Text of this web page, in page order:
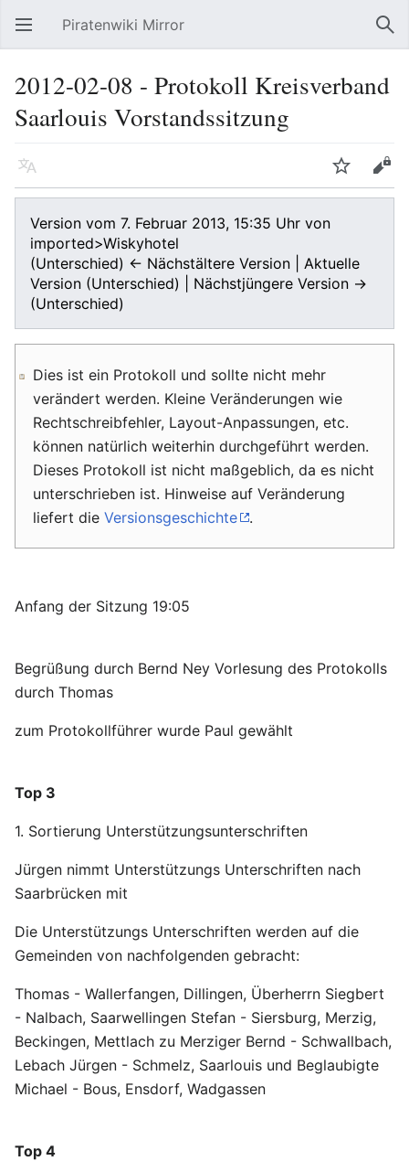
Hauptmenü öffnen Piratenwiki Mirror
2012-02-08 - Protokoll Kreisverband
Saarlouis Vorstandssitzung
Sprache Beobachten Bearbeiten
Version vom 7. Februar 2013, 15:35 Uhr von
imported>Wiskyhotel
(Unterschied) ← Nächstältere Version | Aktuelle
Version (Unterschied) | Nächstjüngere Version →
(Unterschied)
Dies ist ein Protokoll und sollte nicht mehr
verändert werden. Kleine Veränderungen wie
Rechtschreibfehler, Layout-Anpassungen, etc.
können natürlich weiterhin durchgeführt werden.
Dieses Protokoll ist nicht maßgeblich, da es nicht
unterschrieben ist. Hinweise auf Veränderung
liefert die Versionsgeschichte .
Anfang der Sitzung 19:05
Begrüßung durch Bernd Ney Vorlesung des Protokolls
durch Thomas
zum Protokollführer wurde Paul gewählt
Top 3
1. Sortierung Unterstützungsunterschriften
Jürgen nimmt Unterstützungs Unterschriften nach
Saarbrücken mit
Die Unterstützungs Unterschriften werden auf die
Gemeinden von nachfolgenden gebracht:
Thomas - Wallerfangen, Dillingen, Überherrn Siegbert
- Nalbach, Saarwellingen Stefan - Siersburg, Merzig,
Beckingen, Mettlach zu Merziger Bernd - Schwallbach,
Lebach Jürgen - Schmelz, Saarlouis und Beglaubigte
Michael - Bous, Ensdorf, Wadgassen
Top 4